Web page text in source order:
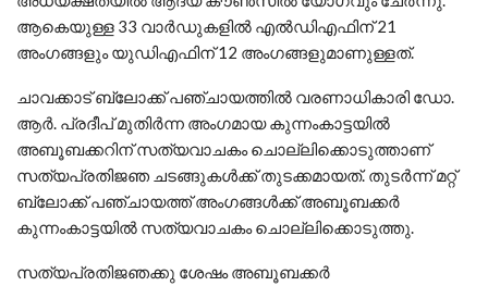
ആകെയുള്ള 33 വാര്‍ഡുകളില്‍ എല്‍ഡിഎഫിന് 21
അംഗങ്ങളും യുഡിഎഫിന് 12 അംഗങ്ങളുമാണുള്ളത്.
ചാവക്കാട് ബ്ലോക്ക് പഞ്ചായത്തില്‍ വരണാധികാരി ഡോ.
ആര്‍. പ്രദീപ് മുതിര്‍ന്ന അംഗമായ കുന്നംകാട്ടയില്‍
അബൂബക്കറിന് സത്യവാചകം ചൊല്ലിക്കൊടുത്താണ്
സത്യപ്രതിജഞ ചടങ്ങുകള്‍ക്ക് തുടക്കമായത്. തുടര്‍ന്ന് മറ്റ്
ബ്ലോക്ക് പഞ്ചായത്ത് അംഗങ്ങള്‍ക്ക് അബൂബക്കര്‍
കുന്നംകാട്ടയില്‍ സത്യവാചകം ചൊല്ലിക്കൊടുത്തു.
സത്യപ്രതിജഞക്കു ശേഷം അബൂബക്കര്‍